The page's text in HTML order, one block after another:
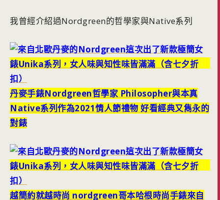
我曾經介紹過Nordgreen的哲學家與Native系列
丹麥手錶Nordgreen哲學家 Philosopher與本真
Native系列作為2021情人節禮物 好看經典又雋永的
對錶
越簡約就越時尚 nordgreen哥本哈根時尚手錶來自